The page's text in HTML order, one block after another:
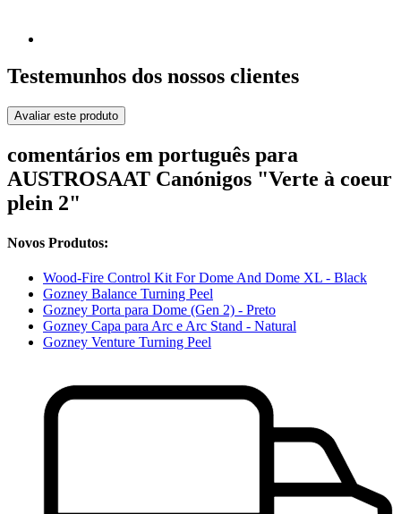
Testemunhos dos nossos clientes
Avaliar este produto
comentários em português para
AUSTROSAAT Canónigos "Verte à coeur
plein 2"
Novos Produtos:
Wood-Fire Control Kit For Dome And Dome XL - Black
Gozney Balance Turning Peel
Gozney Porta para Dome (Gen 2) - Preto
Gozney Capa para Arc e Arc Stand - Natural
Gozney Venture Turning Peel